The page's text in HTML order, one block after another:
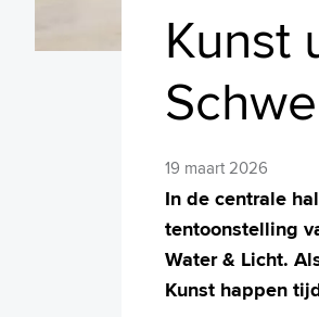
Kunst
19 maart 2026
In de centrale
tentoonstelling
Water & Licht.
Kunst happen